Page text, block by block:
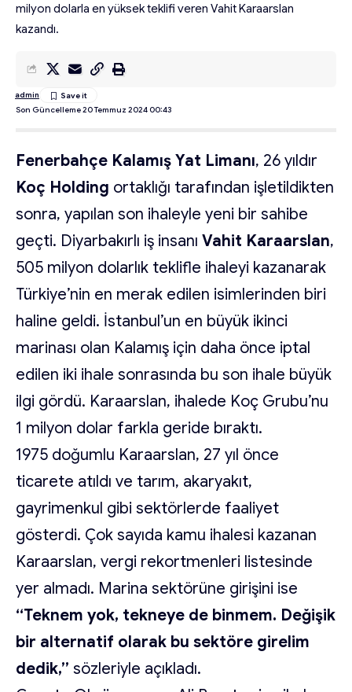
milyon dolarla en yüksek teklifi veren Vahit Karaarslan
kazandı.
Son Güncelleme 20 Temmuz 2024 00:43
admin
Fenerbahçe Kalamış Yat Limanı, 26 yıldır
Koç Holding ortaklığı tarafından işletildikten
sonra, yapılan son ihaleyle yeni bir sahibe
geçti. Diyarbakırlı iş insanı Vahit Karaarslan,
505 milyon dolarlık teklifle ihaleyi kazanarak
Türkiye’nin en merak edilen isimlerinden biri
haline geldi. İstanbul’un en büyük ikinci
marinası olan Kalamış için daha önce iptal
edilen iki ihale sonrasında bu son ihale büyük
ilgi gördü. Karaarslan, ihalede Koç Grubu’nu
1 milyon dolar farkla geride bıraktı.
1975 doğumlu Karaarslan, 27 yıl önce
ticarete atıldı ve tarım, akaryakıt,
gayrimenkul gibi sektörlerde faaliyet
gösterdi. Çok sayıda kamu ihalesi kazanan
Karaarslan, vergi rekortmenleri listesinde
yer almadı. Marina sektörüne girişini ise
“Teknem yok, tekneye de binmem. Değişik
bir alternatif olarak bu sektöre girelim
dedik,” sözleriyle açıkladı.